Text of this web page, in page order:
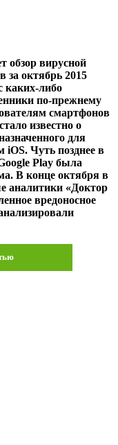
обзор вирусной
за октябрь 2015
каких-либо
по-прежнему
смартфонов
известно о
для
iOS. Чуть позднее в
Play была
В конце октября в
аналитики «Доктор
вредоносное